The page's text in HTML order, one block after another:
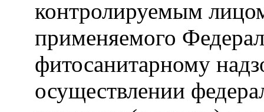
контролируемым
применяемого
фитосанитарному
осуществлении